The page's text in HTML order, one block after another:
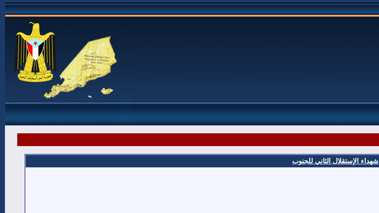
شهداء الإستقلال الثاني للجنوب